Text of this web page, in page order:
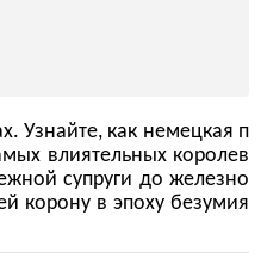
Узнайте, как немецкая п
влиятельных королев
супруги до железно
корону в эпоху безумия